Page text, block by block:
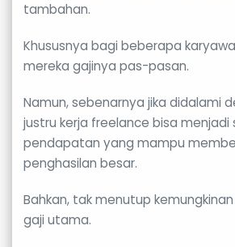
tambahan.
Khususnya bagi beberapa
mereka gajinya pas-pasan.
Namun, sebenarnya jika didalami
justru kerja freelance bisa menjadi
pendapatan yang mampu
penghasilan besar.
Bahkan, tak menutup
gaji utama.